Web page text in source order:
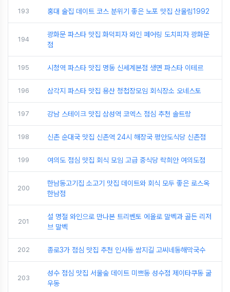
193 홍대 술집 데이트 코스 분위기 좋은 노포 맛집 산울림1992
194
광화문 파스타 맛집 화덕피자 와인 페어링 도치피자 광화문
점
195 시청역 파스타 맛집 명동 신세계본점 생면 파스타 이테르
196 삼각지 파스타 맛집 용산 청첩장모임 회식장소 오네스토
197 강남 스테이크 맛집 삼성역 코엑스 점심 추천 솔트랑
198 신촌 순대국 맛집 신촌역 24시 해장국 평안도식당 신촌점
199 여의도 점심 맛집 회식 모임 고급 중식당 락희안 여의도점
200
한남동고기집 소고기 맛집 데이트와 회식 모두 좋은 로스옥
한남점
201
설 명절 와인으로 만나본 트리벤토 에올로 말벡과 골든 리저
브 말벡
202 종로3가 점심 맛집 추천 인사동 쌈지길 고씨네동해막국수
203
성수 점심 맛집 서울숲 데이트 미쁘동 성수점 제이타쿠동 굴
우동